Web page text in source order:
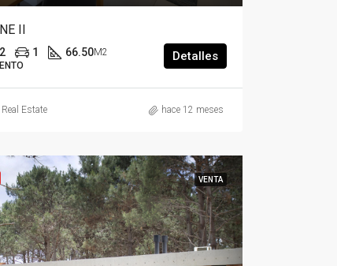
II
2 1 66.50M2
Detalles
Estate hace 12 meses
VENTA